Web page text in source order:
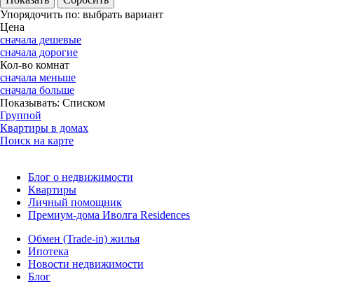
Упорядочить по: выбрать вариант
Цена
сначала дешевые
сначала дорогие
Кол-во комнат
сначала меньше
сначала больше
Показывать: Списком
Группой
Квартиры в домах
Поиск на карте
Блог о недвижимости
Квартиры
Личный помощник
Премиум-дома Иволга Residences
Обмен (Trade-in) жилья
Ипотека
Новости недвижимости
Блог